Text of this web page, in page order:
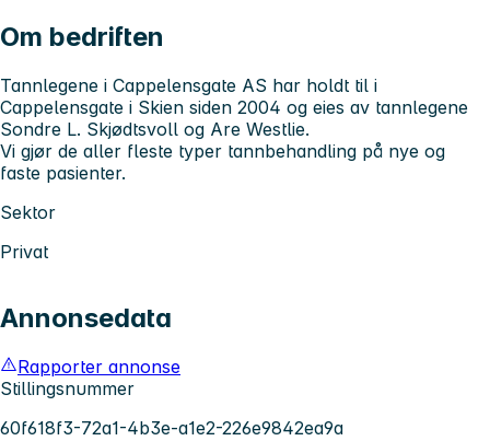
Om bedriften
Tannlegene i Cappelensgate AS har holdt til i
Cappelensgate i Skien siden 2004 og eies av tannlegene
Sondre L. Skjødtsvoll og Are Westlie.
Vi gjør de aller fleste typer tannbehandling på nye og
faste pasienter.
Sektor
Privat
Annonsedata
Rapporter annonse
Stillingsnummer
60f618f3-72a1-4b3e-a1e2-226e9842ea9a